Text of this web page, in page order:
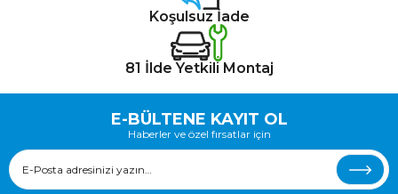
Koşulsuz İade
81 İlde Yetkili Montaj
E-BÜLTENE KAYIT OL
Haberler ve özel fırsatlar için